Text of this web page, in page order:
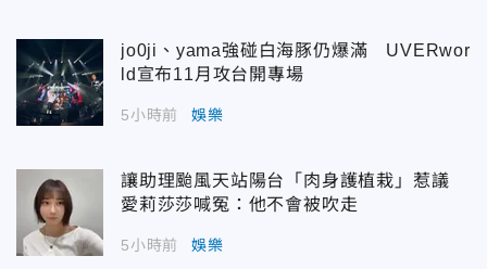
jo0ji、yama強碰白海豚仍爆滿 UVERwor
ld宣布11月攻台開專場
5小時前 娛樂
讓助理颱風天站陽台「肉身護植栽」惹議
愛莉莎莎喊冤：他不會被吹走
5小時前 娛樂